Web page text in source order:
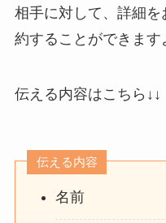
相手に対して、詳細
約することができます
伝える内容はこちら↓↓
伝える内容
名前